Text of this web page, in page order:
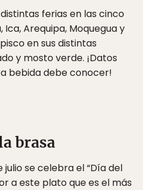
ferias en las cinco
Ica, Arequipa, Moquegua y
en sus distintas
y mosto verde. ¡Datos
bebida debe conocer!
brasa
se celebra el “Día del
a este plato que es el más